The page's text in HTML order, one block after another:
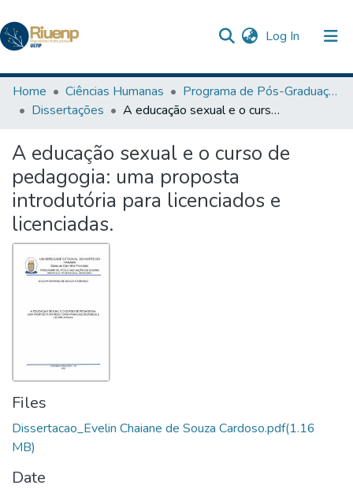
Log In (current)
Communities & Collections
Browse DSpace
Statistics
The Repository
Home Ciências Humanas
Programa de Pós-Graduação em Ensino
Dissertações
A educação sexual e o curso de pedagogia: uma proposta introdutória para licenciados e licenciadas.
A educação sexual e o curso de
pedagogia: uma proposta
introdutória para licenciados e
licenciadas.
Files
Dissertacao_Evelin Chaiane de Souza Cardoso.pdf(1.16
MB)
Date